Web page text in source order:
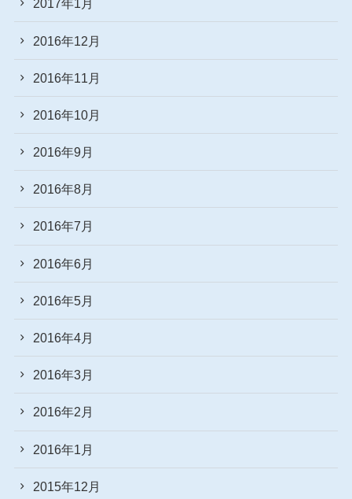
2017年1月
2016年12月
2016年11月
2016年10月
2016年9月
2016年8月
2016年7月
2016年6月
2016年5月
2016年4月
2016年3月
2016年2月
2016年1月
2015年12月